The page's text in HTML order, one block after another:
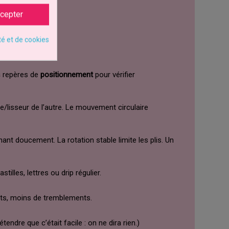
repères depositionnementpour vérifier
lisseur de l’autre. Le mouvement circulaire
doucement. La rotation stable limite les plis. Un
lettres ou drip régulier.
moins de tremblements.
que c’était facile : on ne dira rien.)
et de cookies